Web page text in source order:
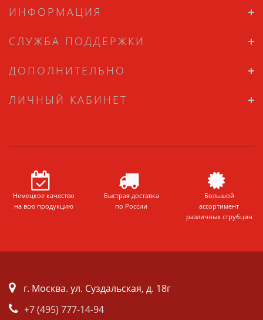
ИНФОРМАЦИЯ
СЛУЖБА ПОДДЕРЖКИ
ДОПОЛНИТЕЛЬНО
ЛИЧНЫЙ КАБИНЕТ
Немецкое качество
на всю продукцию
Быстрая доставка
по России
Большой
ассортимент
различных струбцин
г. Москва. ул. Суздальская, д. 18г
+7 (495) 777-14-94